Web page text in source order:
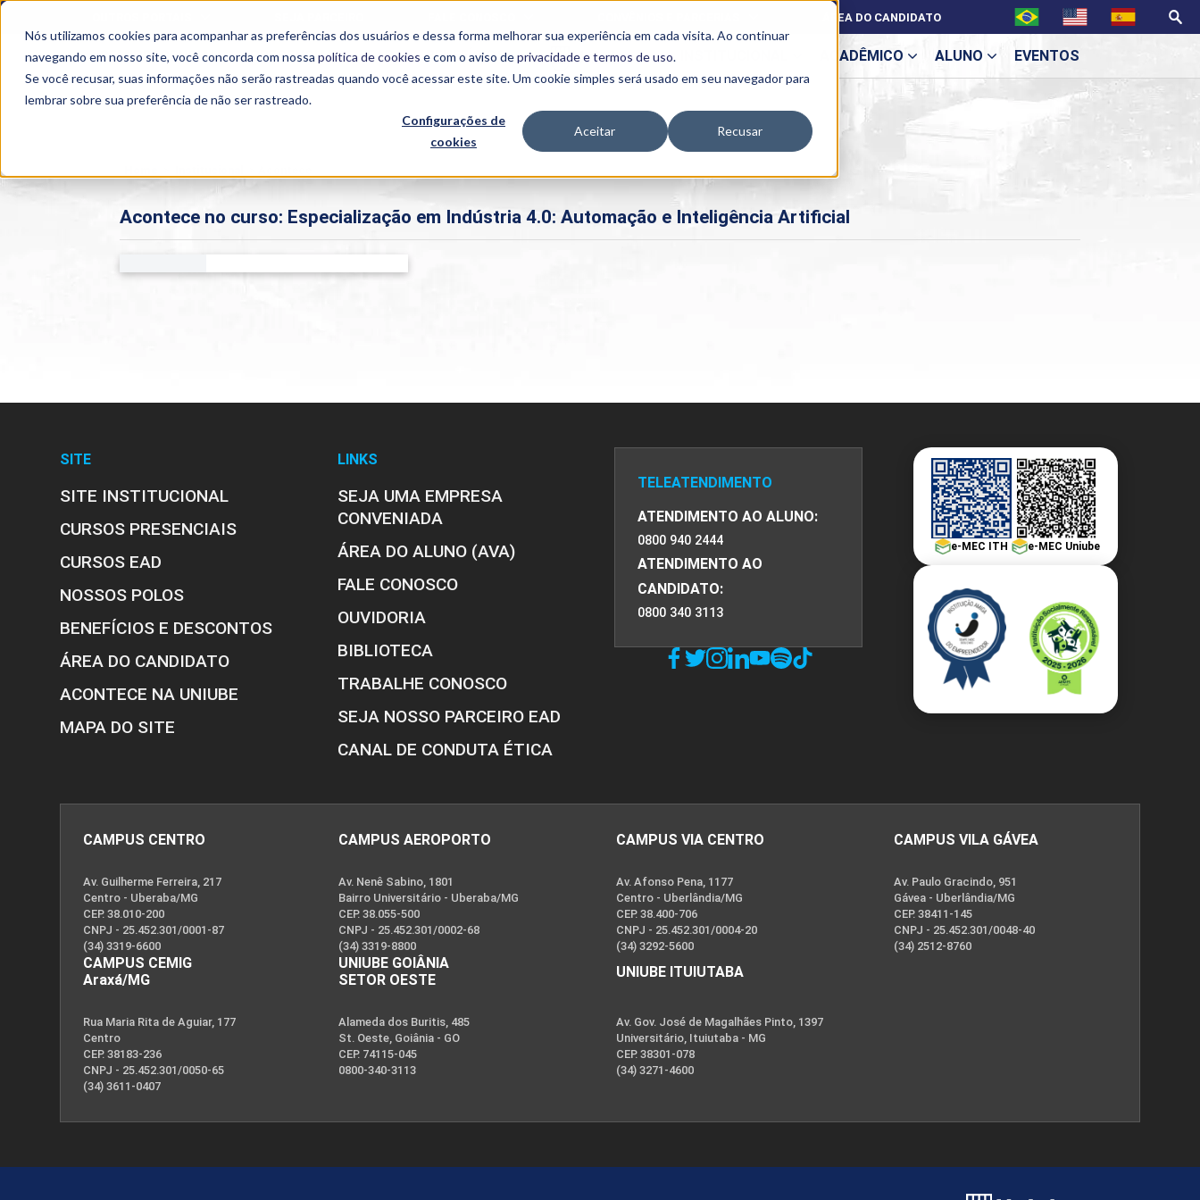
Nós utilizamos cookies para acompanhar as preferências dos usuários e dessa forma melhorar sua experiência em cada visita. Ao continuar
navegando em nosso site, você concorda com nossa política de cookies e com o aviso deprivacidade e termos de uso.
Se você recusar, suas informações não serão rastreadas quando você acessar este site. Um cookie simples será usado em seu navegador para
lembrar sobre sua preferência de não ser rastreado.
Configurações de
cookies
Aceitar Recusar
SEMIPRESENCIAL PRESENCIAL EAD BENEFÍCIOS ACADÊMICO
Acadêmicos
PAE
PIME
MPHU
Unitecne
PROPEPE
ALUNO EVENTOS
ÁREA DO CANDIDATO
Acontece no curso: Especialização em Indústria 4.0: Automação e Inteligência Artificial
SITE
SITE INSTITUCIONAL
CURSOS PRESENCIAIS
CURSOS EAD
NOSSOS POLOS
BENEFÍCIOS E DESCONTOS
ÁREA DO CANDIDATO
ACONTECE NA UNIUBE
MAPA DO SITE
LINKS
SEJA UMA EMPRESA
CONVENIADA
ÁREA DO ALUNO (AVA)
FALE CONOSCO
OUVIDORIA
BIBLIOTECA
TRABALHE CONOSCO
SEJA NOSSO PARCEIRO EAD
CANAL DE CONDUTA ÉTICA
TELEATENDIMENTO
ATENDIMENTO AO ALUNO:
0800 940 2444
ATENDIMENTO AO
CANDIDATO:
0800 340 3113
e-MEC ITH e-MEC Uniube
CAMPUS CENTRO
Av. Guilherme Ferreira, 217
Centro - Uberaba/MG
CEP. 38.010-200
CNPJ - 25.452.301/0001-87
(34) 3319-6600
CAMPUS CEMIG
Araxá/MG
Rua Maria Rita de Aguiar, 177
Centro
CEP. 38183-236
CNPJ - 25.452.301/0050-65
(34) 3611-0407
CAMPUS AEROPORTO
Av. Nenê Sabino, 1801
Bairro Universitário - Uberaba/MG
CEP. 38.055-500
CNPJ - 25.452.301/0002-68
(34) 3319-8800
UNIUBE GOIÂNIA
SETOR OESTE
Alameda dos Buritis, 485
St. Oeste, Goiânia - GO
CEP. 74115-045
0800-340-3113
CAMPUS VIA CENTRO
Av. Afonso Pena, 1177
Centro - Uberlândia/MG
CEP. 38.400-706
CNPJ - 25.452.301/0004-20
(34) 3292-5600
UNIUBE ITUIUTABA
Av. Gov. José de Magalhães Pinto, 1397
Universitário, Ituiutaba - MG
CEP. 38301-078
(34) 3271-4600
CAMPUS VILA GÁVEA
Av. Paulo Gracindo, 951
Gávea - Uberlândia/MG
CEP. 38411-145
CNPJ - 25.452.301/0048-40
(34) 2512-8760